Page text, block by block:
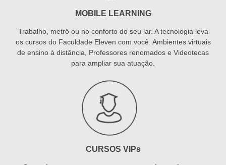
MOBILE LEARNING
Trabalho, metrô ou no conforto do seu lar. A tecnologia leva
os cursos do Faculdade Eleven com você. Ambientes virtuais
de ensino à distância, Professores renomados e Videotecas
para ampliar sua atuação.
CURSOS VIPs